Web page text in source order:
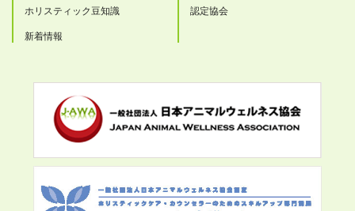
ホリスティック豆知識
新着情報
認定協会